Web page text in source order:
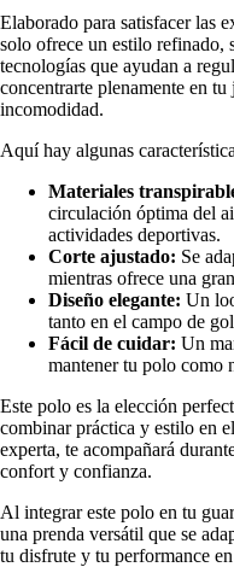
Elaborado para satisfacer las
solo ofrece un estilo refinado,
tecnologías que ayudan a
concentrarte plenamente en
incomodidad.
Aquí hay algunas
Materiales
circulación óptima del
actividades deportivas.
Corte ajustado: Se
mientras ofrece una
Diseño elegante: Un
tanto en el campo de
Fácil de cuidar: Un
mantener tu polo como
Este polo es la elección
combinar práctica y estilo en
experta, te acompañará
confort y confianza.
Al integrar este polo en tu
una prenda versátil que se
tu disfrute y tu performance